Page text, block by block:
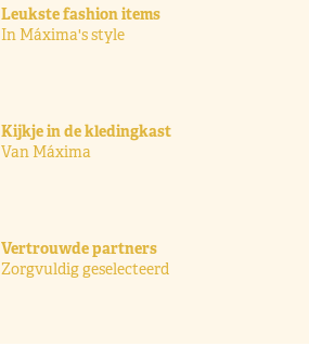
Leukste fashion items
In Máxima's style
Kijkje in de kledingkast
Van Máxima
Vertrouwde partners
Zorgvuldig geselecteerd